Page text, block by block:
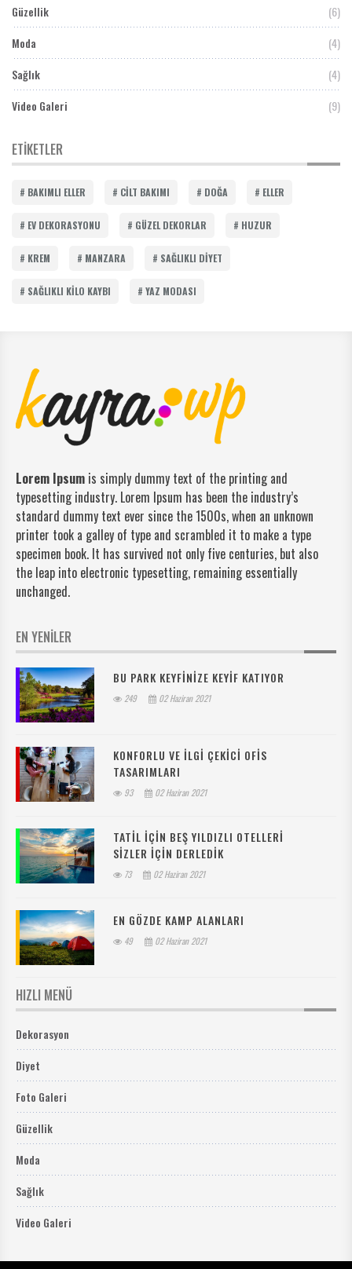
Güzellik
(6)
Moda
(4)
Sağlık
(4)
Video Galeri
(9)
ETIKETLER
BAKIMLI ELLER CILT BAKIMI DOĞA ELLER
EV DEKORASYONU GÜZEL DEKORLAR HUZUR
KREM MANZARA SAĞLIKLI DIYET
SAĞLIKLI KILO KAYBI YAZ MODASI
Lorem Ipsum is simply dummy text of the printing and
typesetting industry. Lorem Ipsum has been the industry’s
standard dummy text ever since the 1500s, when an unknown
printer took a galley of type and scrambled it to make a type
specimen book. It has survived not only five centuries, but also
the leap into electronic typesetting, remaining essentially
unchanged.
EN YENİLER
BU PARK KEYFINIZE KEYIF KATIYOR
249 02 Haziran 2021
KONFORLU VE ILGI ÇEKICI OFIS
TASARIMLARI
93 02 Haziran 2021
TATIL IÇIN BEŞ YILDIZLI OTELLERI
SIZLER IÇIN DERLEDIK
73 02 Haziran 2021
EN GÖZDE KAMP ALANLARI
49 02 Haziran 2021
HIZLI MENÜ
Dekorasyon
Diyet
Foto Galeri
Güzellik
Moda
Sağlık
Video Galeri